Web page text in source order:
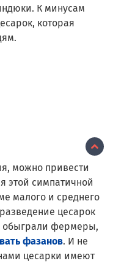
К минусам
которая
можно привести
этой симпатичной
малого и среднего
цесарок
обыграли фермеры,
фазанов. И не
цесарки имеют